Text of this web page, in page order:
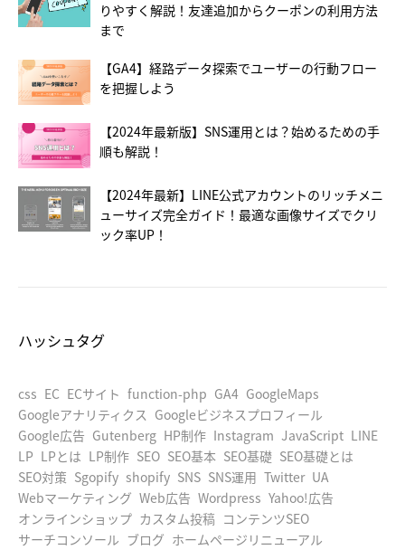
りやすく解説！友達追加からクーポンの利用方法
まで
【GA4】経路データ探索でユーザーの行動フロー
を把握しよう
【2024年最新版】SNS運用とは？始めるための手
順も解説！
【2024年最新】LINE公式アカウントのリッチメニ
ューサイズ完全ガイド！最適な画像サイズでクリ
ック率UP！
ハッシュタグ
css EC ECサイト function-php GA4 GoogleMaps
Googleアナリティクス Googleビジネスプロフィール
Google広告 Gutenberg HP制作 Instagram JavaScript LINE
LP LPとは LP制作 SEO SEO基本 SEO基礎 SEO基礎とは
SEO対策 Sgopify shopify SNS SNS運用 Twitter UA
Webマーケティング Web広告 Wordpress Yahoo!広告
オンラインショップ カスタム投稿 コンテンツSEO
サーチコンソール ブログ ホームページリニューアル